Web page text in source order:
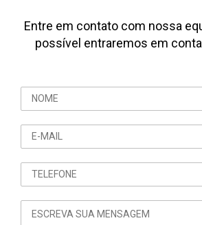
Entre em contato com nossa
possível entraremos em